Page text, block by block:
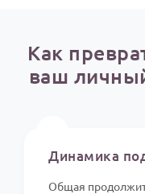
Как
ваш
Динамика
Общая